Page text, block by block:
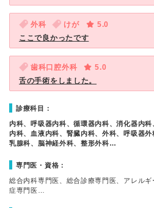
外科 けが
5.0
ここで良かったです
歯科口腔外科
5.0
舌の手術をしました。
診療科目：
内科、呼吸器内科、循環器内科、消化器内
内科、血液内科、腎臓内科、外科、呼吸器外
乳腺科、脳神経外科、整形外科…
専門医・資格：
総合内科専門医、総合診療専門医、アレル
症専門医…